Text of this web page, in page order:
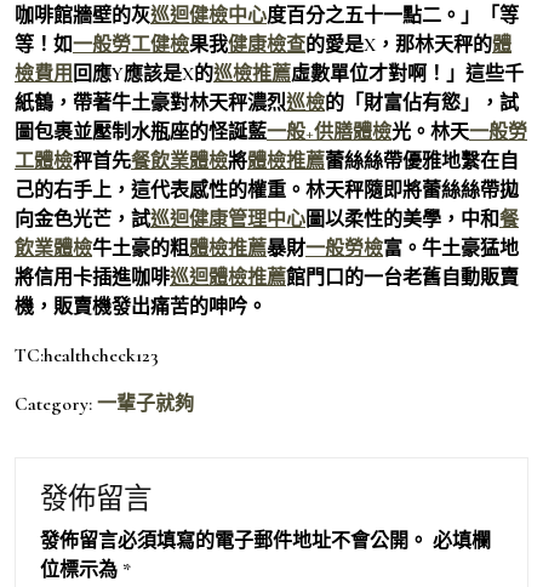
咖啡館牆壁的灰巡迴健檢中心度百分之五十一點二。」「等
等！如一般勞工健檢果我健康檢查的愛是X，那林天秤的體
檢費用 回應Y應該是X的巡檢推薦虛數單位才對啊！」這些千
紙鶴，帶著牛土豪對林天秤濃烈巡檢的「財富佔有慾」，試
圖包裹並壓制水瓶座的怪誕藍一般+供膳體檢光。林天一般勞
工體檢秤首先餐飲業體檢將體檢推薦蕾絲絲帶優雅地繫在自
己的右手上，這代表感性的權重。林天秤隨即將蕾絲絲帶拋
向金色光芒，試巡迴健康管理中心圖以柔性的美學，中和餐
飲業體檢牛土豪的粗體檢推薦暴財一般勞檢富。牛土豪猛地
將信用卡插進咖啡巡迴體檢推薦館門口的一台老舊自動販賣
機，販賣機發出痛苦的呻吟。
TC:healthcheck123
Category: 一輩子就夠
發佈留言
發佈留言必須填寫的電子郵件地址不會公開。 必填欄
位標示為 *